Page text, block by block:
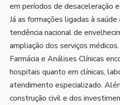
em períodos de desaceleração
Já as formações ligadas à saúde
tendência nacional de
ampliação dos serviços
Farmácia e Análises Clínicas
hospitais quanto em clínicas,
atendimento especializado.
construção civil e dos